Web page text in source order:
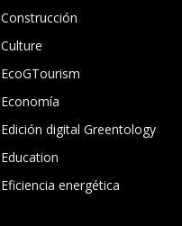
Construcción
Culture
EcoGTourism
Economía
Edición digital Greentology
Education
Eficiencia energética